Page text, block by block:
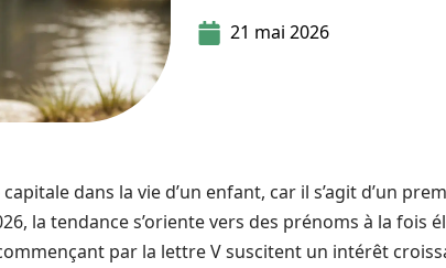
21 mai 2026
dans la vie d’un enfant, car il s’agit d’un
la tendance s’oriente vers des prénoms à la fois
par la lettre V suscitent un intérêt